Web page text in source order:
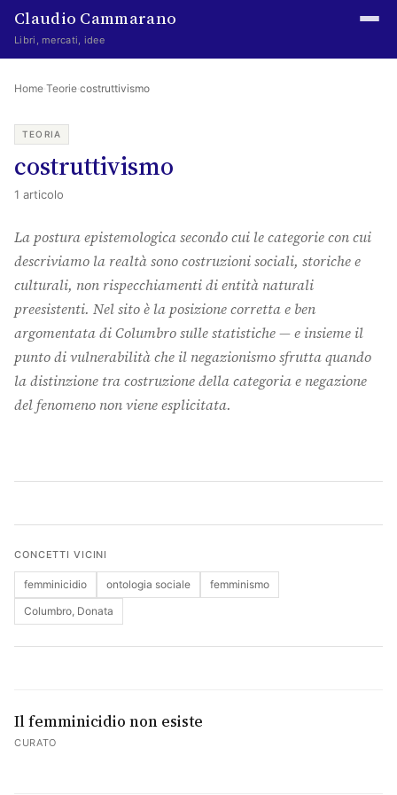
Claudio Cammarano
Libri, mercati, idee
Home
Writings
Curated
Learning log
Irene Media
Indice
About
The Abstract
Home·Teorie·costruttivismo
TEORIA
costruttivismo
1 articolo
La postura epistemologica secondo cui le categorie con cui
descriviamo la realtà sono costruzioni sociali, storiche e
culturali, non rispecchiamenti di entità naturali
preesistenti. Nel sito è la posizione corretta e ben
argomentata di Columbro sulle statistiche — e insieme il
punto di vulnerabilità che il negazionismo sfrutta quando
la distinzione tra costruzione della categoria e negazione
del fenomeno non viene esplicitata.
CONCETTI VICINI
femminicidio ontologia sociale
femminismo
Columbro, Donata
Il femminicidio non esiste
CURATO